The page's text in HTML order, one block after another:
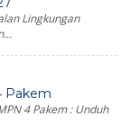
Lingkungan
Pakem
4 Pakem : Unduh